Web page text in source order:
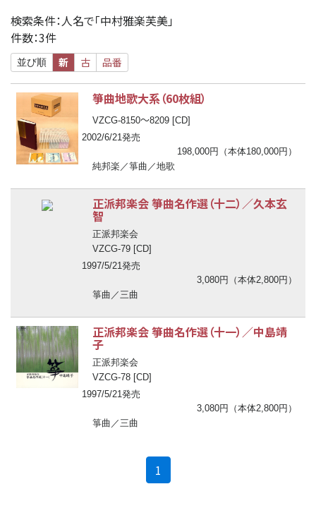
検索条件：人名で「中村雅楽芙美」
件数：3件
並び順 新 古 品番
箏曲地歌大系（60枚組）
VZCG-8150〜8209 [CD]
2002/6/21発売
198,000円（本体180,000円）
純邦楽／箏曲／地歌
正派邦楽会 箏曲名作選（十二）／久本玄
智
正派邦楽会
VZCG-79 [CD]
1997/5/21発売
3,080円（本体2,800円）
箏曲／三曲
正派邦楽会 箏曲名作選（十一）／中島靖
子
正派邦楽会
VZCG-78 [CD]
1997/5/21発売
3,080円（本体2,800円）
箏曲／三曲
1